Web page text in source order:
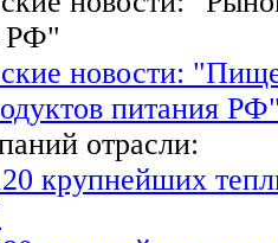
РФ"
новости:
питания
отрасли:
крупнейших